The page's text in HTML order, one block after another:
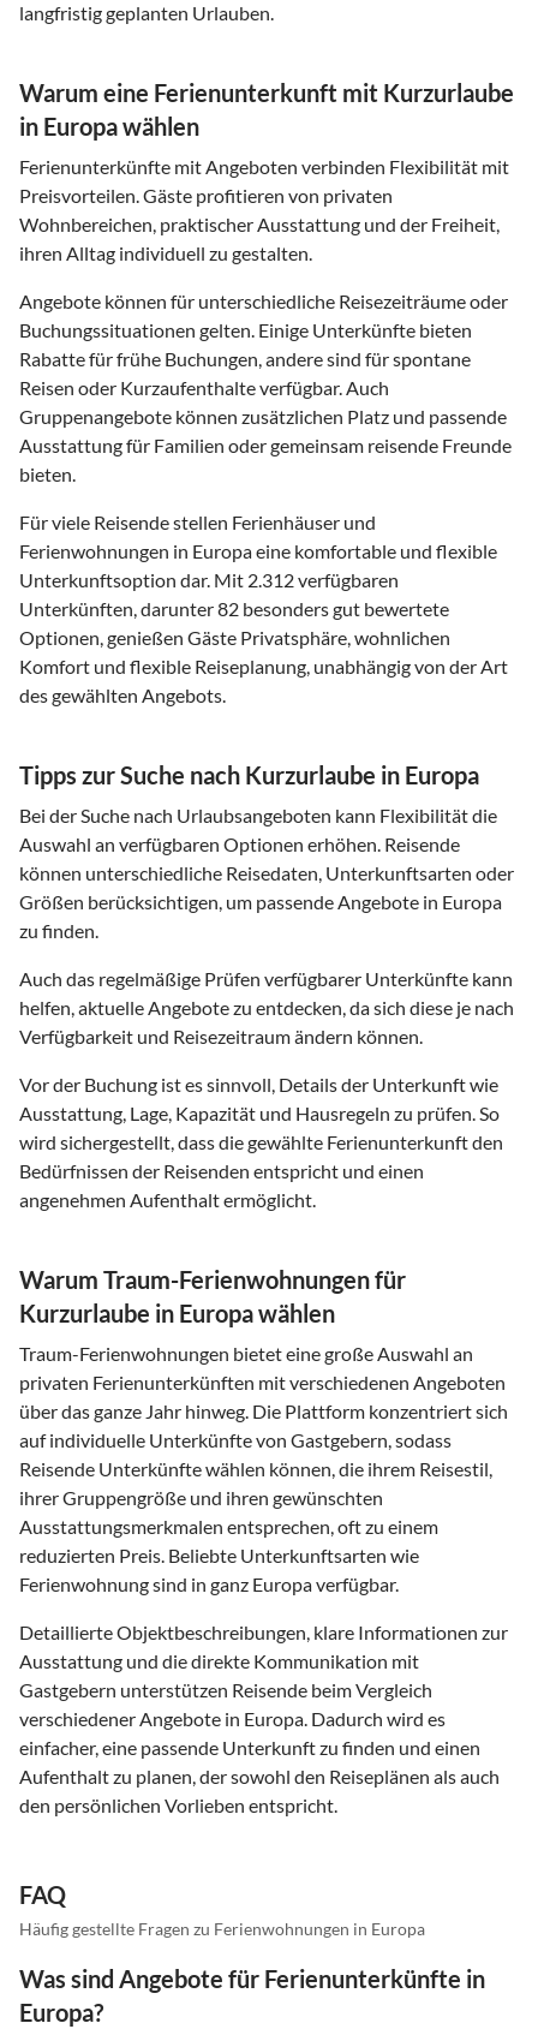
langfristig geplanten Urlauben.
Warum eine Ferienunterkunft mit Kurzurlaube
in Europa wählen
Ferienunterkünfte mit Angeboten verbinden Flexibilität mit
Preisvorteilen. Gäste profitieren von privaten
Wohnbereichen, praktischer Ausstattung und der Freiheit,
ihren Alltag individuell zu gestalten.
Angebote können für unterschiedliche Reisezeiträume oder
Buchungssituationen gelten. Einige Unterkünfte bieten
Rabatte für frühe Buchungen, andere sind für spontane
Reisen oder Kurzaufenthalte verfügbar. Auch
Gruppenangebote können zusätzlichen Platz und passende
Ausstattung für Familien oder gemeinsam reisende Freunde
bieten.
Für viele Reisende stellen Ferienhäuser und
Ferienwohnungen in Europa eine komfortable und flexible
Unterkunftsoption dar. Mit 2.312 verfügbaren
Unterkünften, darunter 82 besonders gut bewertete
Optionen, genießen Gäste Privatsphäre, wohnlichen
Komfort und flexible Reiseplanung, unabhängig von der Art
des gewählten Angebots.
Tipps zur Suche nach Kurzurlaube in Europa
Bei der Suche nach Urlaubsangeboten kann Flexibilität die
Auswahl an verfügbaren Optionen erhöhen. Reisende
können unterschiedliche Reisedaten, Unterkunftsarten oder
Größen berücksichtigen, um passende Angebote in Europa
zu finden.
Auch das regelmäßige Prüfen verfügbarer Unterkünfte kann
helfen, aktuelle Angebote zu entdecken, da sich diese je nach
Verfügbarkeit und Reisezeitraum ändern können.
Vor der Buchung ist es sinnvoll, Details der Unterkunft wie
Ausstattung, Lage, Kapazität und Hausregeln zu prüfen. So
wird sichergestellt, dass die gewählte Ferienunterkunft den
Bedürfnissen der Reisenden entspricht und einen
angenehmen Aufenthalt ermöglicht.
Warum Traum-Ferienwohnungen für
Kurzurlaube in Europa wählen
Traum-Ferienwohnungen bietet eine große Auswahl an
privaten Ferienunterkünften mit verschiedenen Angeboten
über das ganze Jahr hinweg. Die Plattform konzentriert sich
auf individuelle Unterkünfte von Gastgebern, sodass
Reisende Unterkünfte wählen können, die ihrem Reisestil,
ihrer Gruppengröße und ihren gewünschten
Ausstattungsmerkmalen entsprechen, oft zu einem
reduzierten Preis. Beliebte Unterkunftsarten wie
Ferienwohnung sind in ganz Europa verfügbar.
Detaillierte Objektbeschreibungen, klare Informationen zur
Ausstattung und die direkte Kommunikation mit
Gastgebern unterstützen Reisende beim Vergleich
verschiedener Angebote in Europa. Dadurch wird es
einfacher, eine passende Unterkunft zu finden und einen
Aufenthalt zu planen, der sowohl den Reiseplänen als auch
den persönlichen Vorlieben entspricht.
FAQ
Häufig gestellte Fragen zu Ferienwohnungen in Europa
Was sind Angebote für Ferienunterkünfte in
Europa?